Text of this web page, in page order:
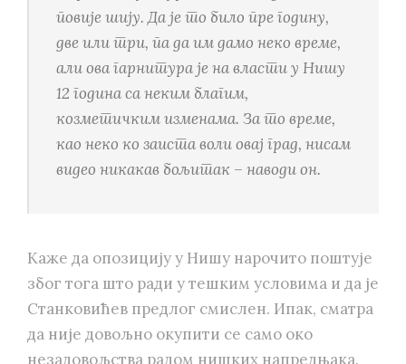
повије шију. Да је то било пре годину,
две или три, па да им дамо неко време,
али ова гарнитура је на власти у Нишу
12 година са неким благим,
козметичким изменама. За то време,
као неко ко заиста воли овај град, нисам
видео никакав бољитак – наводи он.
Kаже да опозицију у Нишу нарочито поштује
због тога што ради у тешким условима и да је
Станковићев предлог смислен. Ипак, сматра
да није довољно окупити се само око
незадовољства радом нишких напредњака.